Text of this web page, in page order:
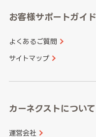
愛知県
和歌山県
山口県
香川県
長崎県
大分県
お客様サポートガイド
よくあるご質問
サイトマップ
カーネクストについて
運営会社